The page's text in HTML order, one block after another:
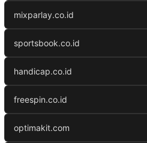
mixparlay.co.id
sportsbook.co.id
handicap.co.id
freespin.co.id
optimakit.com